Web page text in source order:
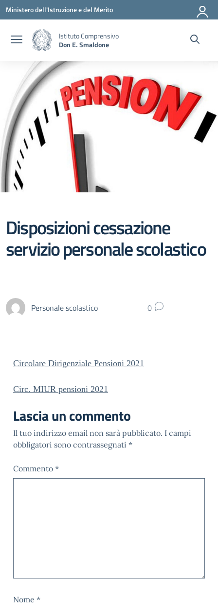
Vai ai contenuti
Vai al menu di navigazione
Vai al footer
Ministero dell'Istruzione e del Merito
Istituto Comprensivo
Don E. Smaldone
Disposizioni cessazione
servizio personale scolastico
Personale scolastico 0
Circolare Dirigenziale Pensioni 2021
Circ. MIUR pensioni 2021
Lascia un commento
Il tuo indirizzo email non sarà pubblicato. I campi
obbligatori sono contrassegnati *
Commento *
Nome *